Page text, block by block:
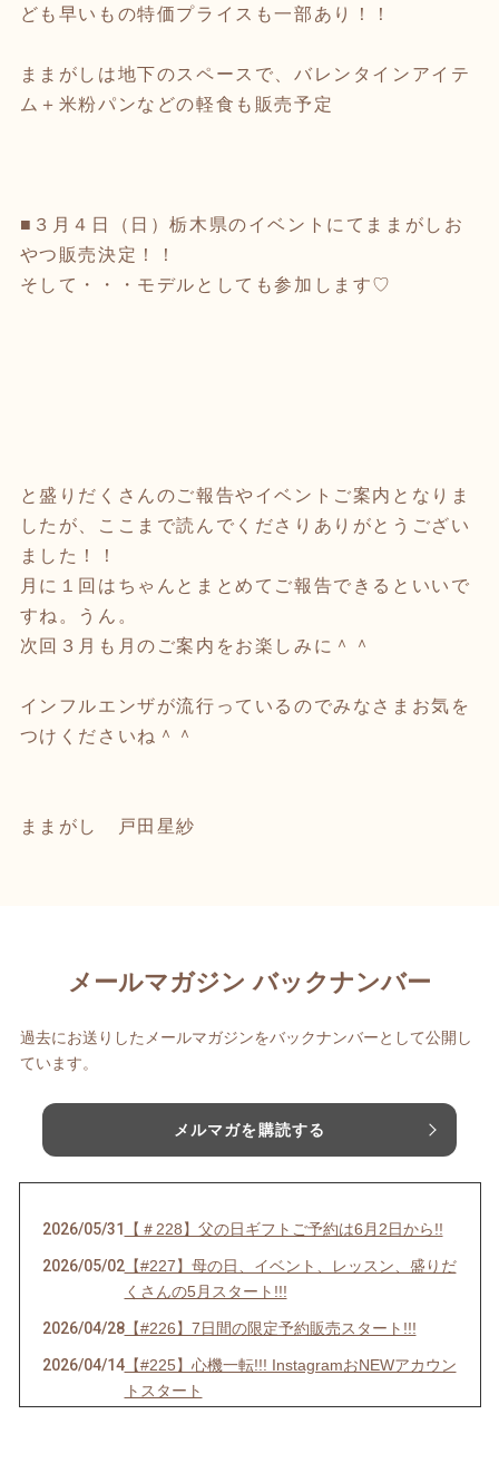
ども早いもの特価プライスも一部あり！！
ままがしは地下のスペースで、バレンタインアイテ
ム＋米粉パンなどの軽食も販売予定
■３月４日（日）栃木県のイベントにてままがしお
やつ販売決定！！
そして・・・モデルとしても参加します♡
と盛りだくさんのご報告やイベントご案内となりま
したが、ここまで読んでくださりありがとうござい
ました！！
月に１回はちゃんとまとめてご報告できるといいで
すね。うん。
次回３月も月のご案内をお楽しみに＾＾
インフルエンザが流行っているのでみなさまお気を
つけくださいね＾＾
ままがし 戸田星紗
メールマガジン バックナンバー
過去にお送りしたメールマガジンをバックナンバーとして公開し
ています。
メルマガを購読する
2026/05/31 【＃228】父の日ギフトご予約は6月2日から!!
2026/05/02【#227】母の日、イベント、レッスン、盛りだ
くさんの5月スタート!!!
2026/04/28【#226】7日間の限定予約販売スタート!!!
2026/04/14【#225】心機一転!!! InstagramおNEWアカウン
トスタート